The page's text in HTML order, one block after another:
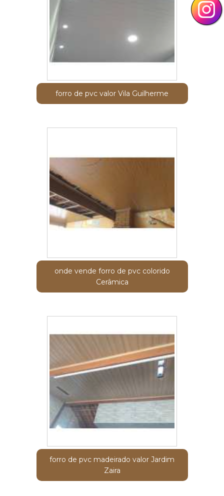
forro de pvc valor Vila Guilherme
onde vende forro de pvc colorido
Cerâmica
forro de pvc madeirado valor Jardim
Zaira